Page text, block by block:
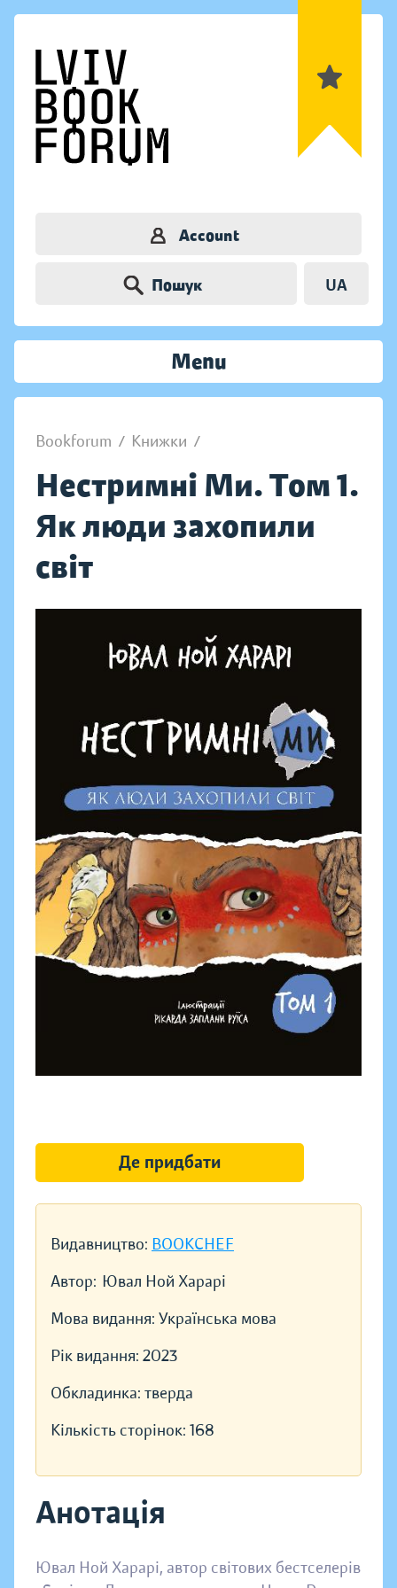
Account
Пошук UA
Menu
Bookforum / Книжки /
Нестримні Ми. Том 1.
Як люди захопили
світ
Видавництво: BOOKCHEF
Автор: Ювал Ной Харарі
Мова видання: Українська мова
Рік видання: 2023
Обкладинка: тверда
Кількість сторінок: 168
Анотація
Ювал Ной Харарі, автор світових бестcелерів
Де придбати